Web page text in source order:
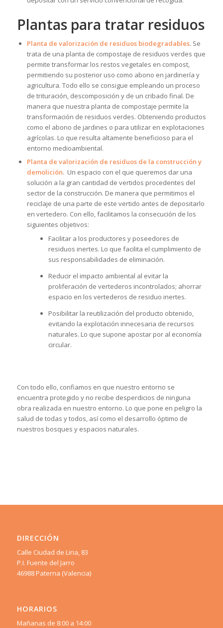
Plantas para tratar residuos
Planta de valorización de residuos biodegradables. Se
trata de una planta de compostaje de residuos verdes que
permite transformar los restos vegetales en compost,
permitiendo su posterior uso como abono en jardinería y
agricultura. Todo ello se consigue empleando un proceso
de trituración, descomposición y de un cribado final. De
manera que nuestra planta de compostaje permite la
transformación de residuos verdes. Obteniendo productos
como el abono de jardines o para utilizar en explotaciones
agrícolas. Lo que resulta altamente beneficioso para el
entorno medioambiental.
Planta de valorización de residuos de la construcción y
demolición. Un espacio con el que queremos dar una
solución a la gran cantidad de vertidos procedentes del
sector de la construcción. De manera que permitimos el
reciclaje de una parte de este vertido antes de depositarlo
en vertedero. Con ello, facilitamos la consecución de los
siguientes objetivos:
Facilitar a los productores y poseedores de
residuos inertes. Lo que facilita el cumplimiento de
sus responsabilidades de eliminación.
Reducir el impacto ambiental al evitar la
proliferación de vertederos incontrolados; ahorrar
espacio en los vertederos de residuo inertes.
Posibilitar la reutilización del producto obtenido,
evitando la explotación innecesaria de recursos
naturales. Lo que supone apostar por al economía
circular.
Con todo ello, confiamos en que nuestro entorno se
encuentra protegido y no recibe desperdicios de ninguna
obra realizada en nuestro entorno. Lo que pone en peligro la
salud de todas y todos, así como el desarrollo óptimo de
nuestros bosques y espacios naturales.
DIRECCIÓN
Calle Ciudad de Liria, 83
P.I. Fuente del Jarro
46988 Paterna (Valencia)
HORARIOS
Mañanas de 8:00 a 14:00